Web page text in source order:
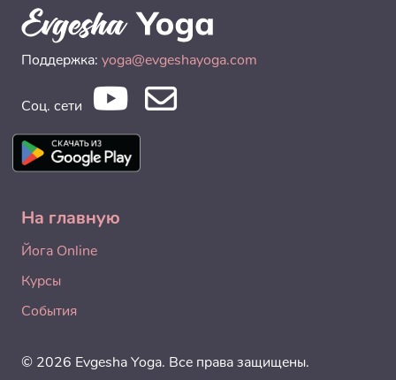
Поддержка: yoga@evgeshayoga.com
Соц. сети
На главную
Йога Online
Курсы
События
© 2026 Evgesha Yoga. Все права защищены.